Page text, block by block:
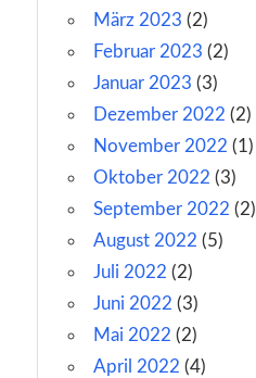
März 2023 (2)
Februar 2023 (2)
Januar 2023 (3)
Dezember 2022 (2)
November 2022 (1)
Oktober 2022 (3)
September 2022 (2)
August 2022 (5)
Juli 2022 (2)
Juni 2022 (3)
Mai 2022 (2)
April 2022 (4)